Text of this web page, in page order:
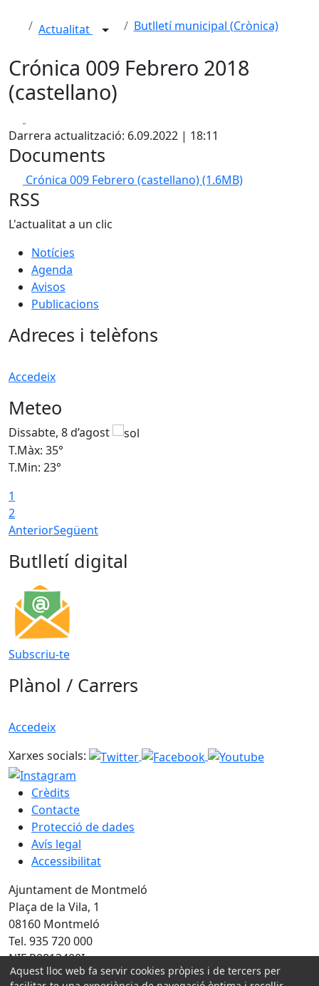
Actualitat Butlletí municipal (Crònica)
Crónica 009 Febrero 2018
(castellano)
Darrera actualització: 6.09.2022 | 18:11
Documents
Crónica 009 Febrero (castellano)(1.6MB)
RSS
L'actualitat a un clic
Notícies
Agenda
Avisos
Publicacions
Adreces i telèfons
Accedeix
Meteo
Dissabte, 8 d’agost
T.Màx: 35°
T.Min: 23°
1
2
AnteriorSegüent
Butlletí digital
Subscriu-te
Plànol / Carrers
Accedeix
Xarxes socials:
Crèdits
Contacte
Protecció de dades
Avís legal
Accessibilitat
Ajuntament de Montmeló
Plaça de la Vila, 1
08160 Montmeló
Tel. 935 720 000
NIF P0813400I
Aquest lloc web fa servir cookies pròpies i de tercers per